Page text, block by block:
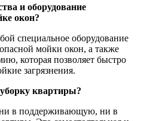
и оборудование
окон?
специальное оборудование
мойки окон, а также
которая позволяет быстро
загрязнения.
квартиры?
в поддерживающую, ни в